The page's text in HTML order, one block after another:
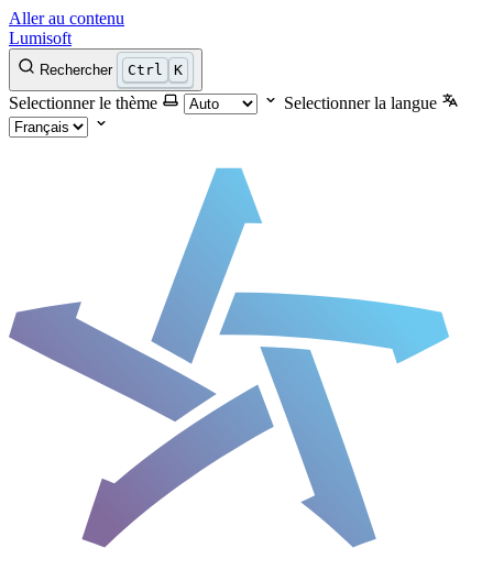
Aller au contenu
Lumisoft
Rechercher Ctrl K
Selectionner le thème Selectionner la langue